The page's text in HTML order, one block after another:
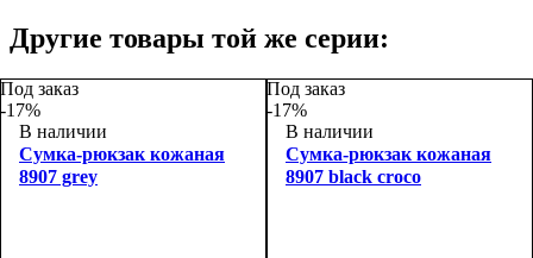
Другие товары той же серии:
Под заказ
-17%
В наличии
Сумка-рюкзак кожаная
8907 grey
Под заказ
-17%
В наличии
Сумка-рюкзак кожаная
8907 black croco